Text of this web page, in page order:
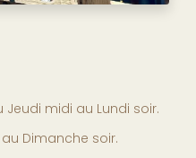
midi au Lundi soir.
Dimanche soir.